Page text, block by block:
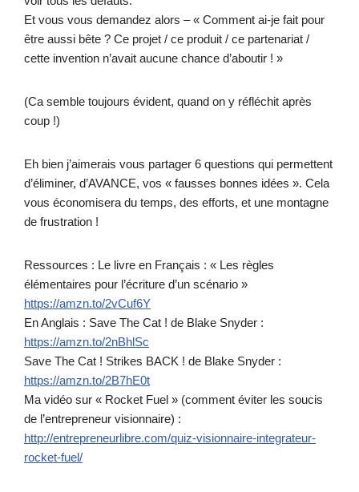
Et vous vous demandez alors – « Comment ai-je fait pour
être aussi bête ? Ce projet / ce produit / ce partenariat /
cette invention n’avait aucune chance d’aboutir ! »
(Ca semble toujours évident, quand on y réfléchit après
coup !)
Eh bien j’aimerais vous partager 6 questions qui permettent
d’éliminer, d’AVANCE, vos « fausses bonnes idées ». Cela
vous économisera du temps, des efforts, et une montagne
de frustration !
Ressources : Le livre en Français : « Les règles
élémentaires pour l’écriture d’un scénario »
https://amzn.to/2vCuf6Y
En Anglais : Save The Cat ! de Blake Snyder :
https://amzn.to/2nBhlSc
Save The Cat ! Strikes BACK ! de Blake Snyder :
https://amzn.to/2B7hE0t
Ma vidéo sur « Rocket Fuel » (comment éviter les soucis
de l’entrepreneur visionnaire) :
http://entrepreneurlibre.com/quiz-visionnaire-integrateur-
rocket-fuel/